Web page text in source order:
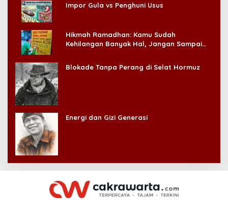
Impor Gula vs Penghuni Usus
Hikmah Ramadhan: Kamu Sudah
Kehilangan Banyak Hal, Jangan Sampai
Blokade Tanpa Perang di Selat Hormuz
Energi dan Gizi Generasi